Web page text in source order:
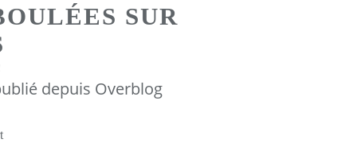
SUR
depuis Overblog